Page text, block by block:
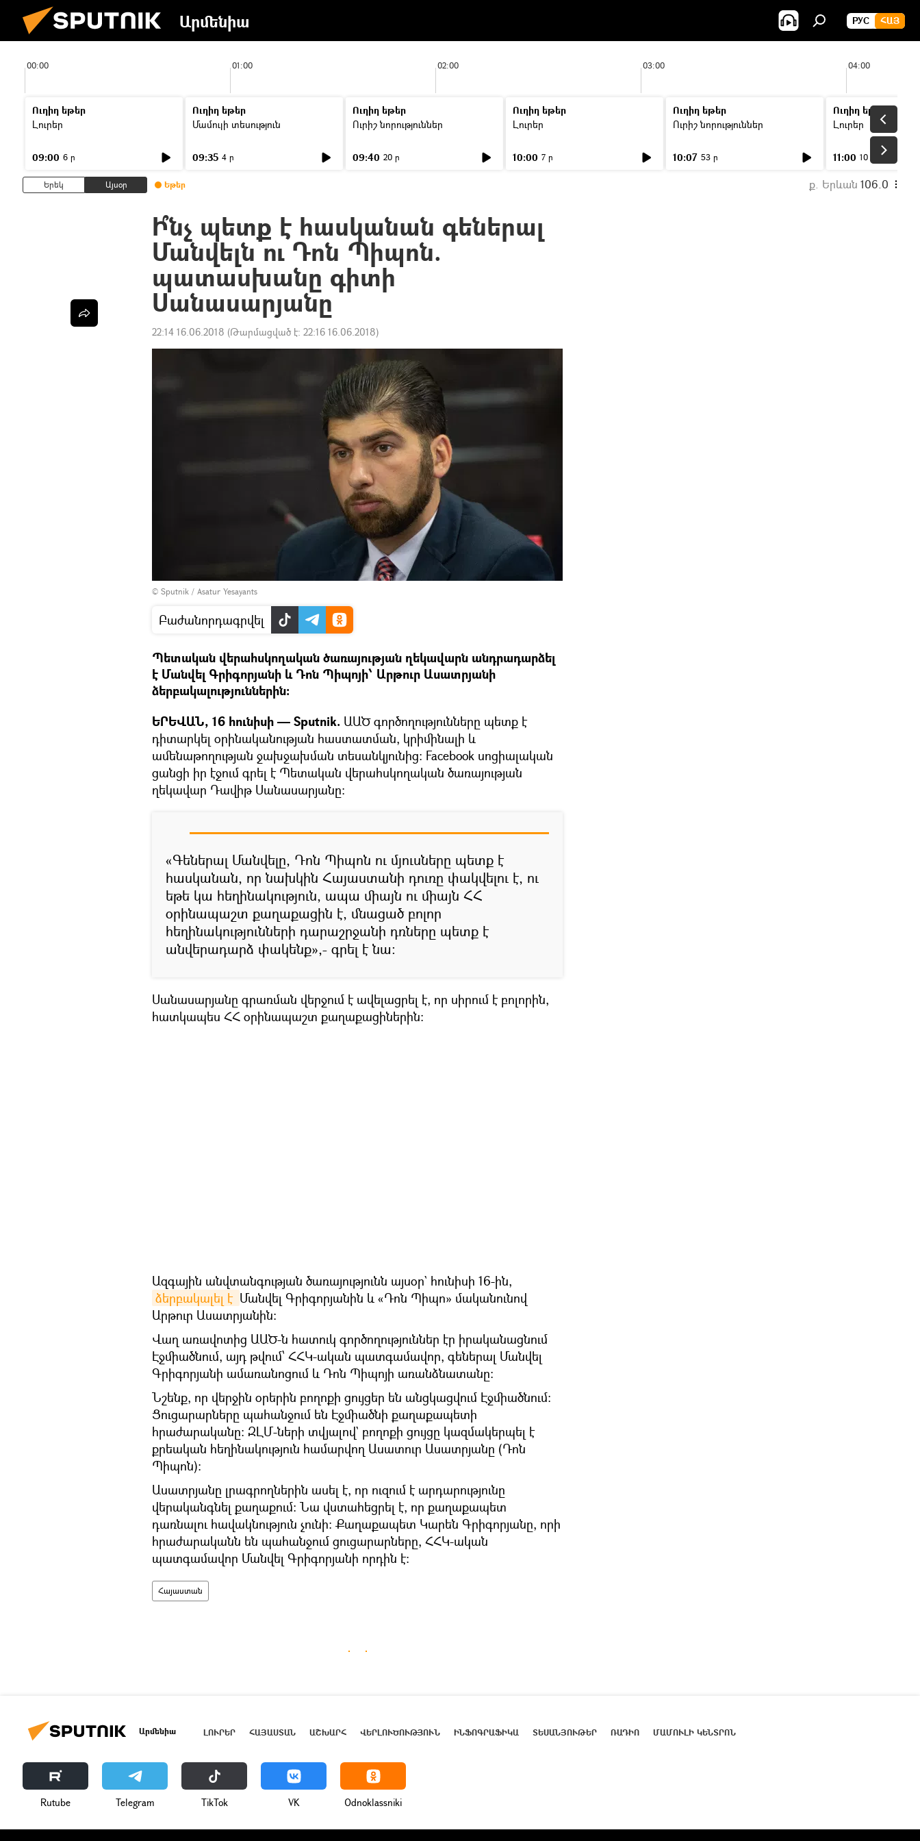
Արմենիա РУС ՀԱՅ
00:00 01:00 02:00 03:00 04:00
Ուղիղ եթեր
Լուրեր
09:00 6 ր
Ուղիղ եթեր
Մամուլի տեսություն
09:35 4 ր
Ուղիղ եթեր
Ուրիշ նորություններ
09:40 20 ր
Ուղիղ եթեր
Լուրեր
10:00 7 ր
Ուղիղ եթեր
Ուրիշ նորություններ
10:07 53 ր
Ուղիղ եթեր
Լուրեր
11:00 10 ր
Երեկ Այսօր Եթեր ք. Երևան 106.0
Ի՞նչ պետք է հասկանան գեներալ
Մանվելն ու Դոն Պիպոն.
պատասխանը գիտի
Սանասարյանը
22:14 16.06.2018 (Թարմացված է: 22:16 16.06.2018)
© Sputnik / Asatur Yesayants
Բաժանորդագրվել
Պետական վերահսկողական ծառայության ղեկավարն անդրադարձել
է Մանվել Գրիգորյանի և Դոն Պիպոյի՝ Արթուր Ասատրյանի
ձերբակալություններին:
ԵՐԵՎԱՆ, 16 հունիսի — Sputnik. ԱԱԾ գործողությունները պետք է
դիտարկել օրինականության հաստատման, կրիմինալի և
ամենաթողության ջախջախման տեսանկյունից։ Facebook սոցիալական
ցանցի իր էջում գրել է Պետական վերահսկողական ծառայության
ղեկավար Դավիթ Սանասարյանը։
«Գեներալ Մանվելը, Դոն Պիպոն ու մյուսները պետք է
հասկանան, որ նախկին Հայաստանի դուռը փակվելու է, ու
եթե կա հեղինակություն, ապա միայն ու միայն ՀՀ
օրինապաշտ քաղաքացին է, մնացած բոլոր
հեղինակությունների դարաշրջանի դռները պետք է
անվերադարձ փակենք»,- գրել է նա։
Սանասարյանը գրառման վերջում է ավելացրել է, որ սիրում է բոլորին,
հատկապես ՀՀ օրինապաշտ քաղաքացիներին։
Ազգային անվտանգության ծառայությունն այսօր` հունիսի 16-ին,
ձերբակալել է Մանվել Գրիգորյանին և «Դոն Պիպո» մականունով
Արթուր Ասատրյանին։
Վաղ առավոտից ԱԱԾ-ն հատուկ գործողություններ էր իրականացնում
Էջմիածնում, այդ թվում՝ ՀՀԿ-ական պատգամավոր, գեներալ Մանվել
Գրիգորյանի ամառանոցում և Դոն Պիպոյի առանձնատանը:
Նշենք, որ վերջին օրերին բողոքի ցույցեր են անցկացվում Էջմիածնում։
Ցուցարարները պահանջում են Էջմիածնի քաղաքապետի
հրաժարականը։ ԶԼՄ-ների տվյալով` բողոքի ցույցը կազմակերպել է
քրեական հեղինակություն համարվող Ասատուր Ասատրյանը (Դոն
Պիպոն)։
Ասատրյանը լրագրողներին ասել է, որ ուզում է արդարությունը
վերականգնել քաղաքում։ Նա վստահեցրել է, որ քաղաքապետ
դառնալու հավակնություն չունի։ Քաղաքապետ Կարեն Գրիգորյանը, որի
հրաժարականն են պահանջում ցուցարարները, ՀՀԿ-ական
պատգամավոր Մանվել Գրիգորյանի որդին է։
Հայաստան
Արմենիա ԼՈՒՐԵՐ ՀԱՅԱՍՏԱՆ ԱՇԽԱՐՀ ՎԵՐԼՈՒԾՈՒԹՅՈՒՆ ԻՆՖՈԳՐԱՖԻԿԱ ՏԵՍԱՆՅՈՒԹԵՐ ՌԱԴԻՈ ՄԱՄՈՒԼԻ ԿԵՆՏՐՈՆ
Rutube Telegram ТikТоk VK Odnoklassniki